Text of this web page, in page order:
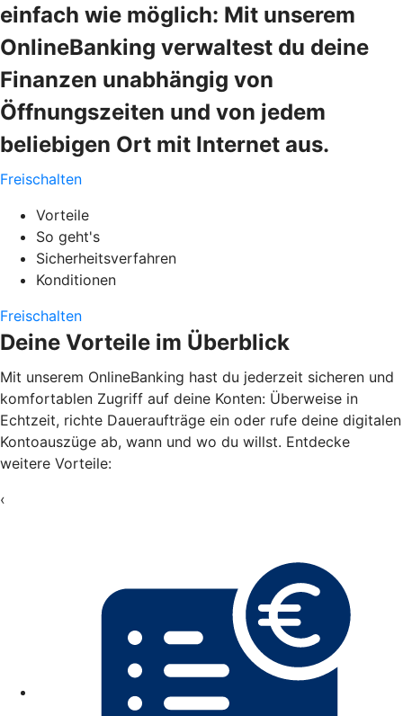
einfach wie möglich: Mit unserem
OnlineBanking verwaltest du deine
Finanzen unabhängig von
Öffnungszeiten und von jedem
beliebigen Ort mit Internet aus.
Freischalten
Vorteile
So geht's
Sicherheitsverfahren
Konditionen
Freischalten
Deine Vorteile im Überblick
Mit unserem OnlineBanking hast du jederzeit sicheren und
komfortablen Zugriff auf deine Konten: Überweise in
Echtzeit, richte Daueraufträge ein oder rufe deine digitalen
Kontoauszüge ab, wann und wo du willst. Entdecke
weitere Vorteile:
‹